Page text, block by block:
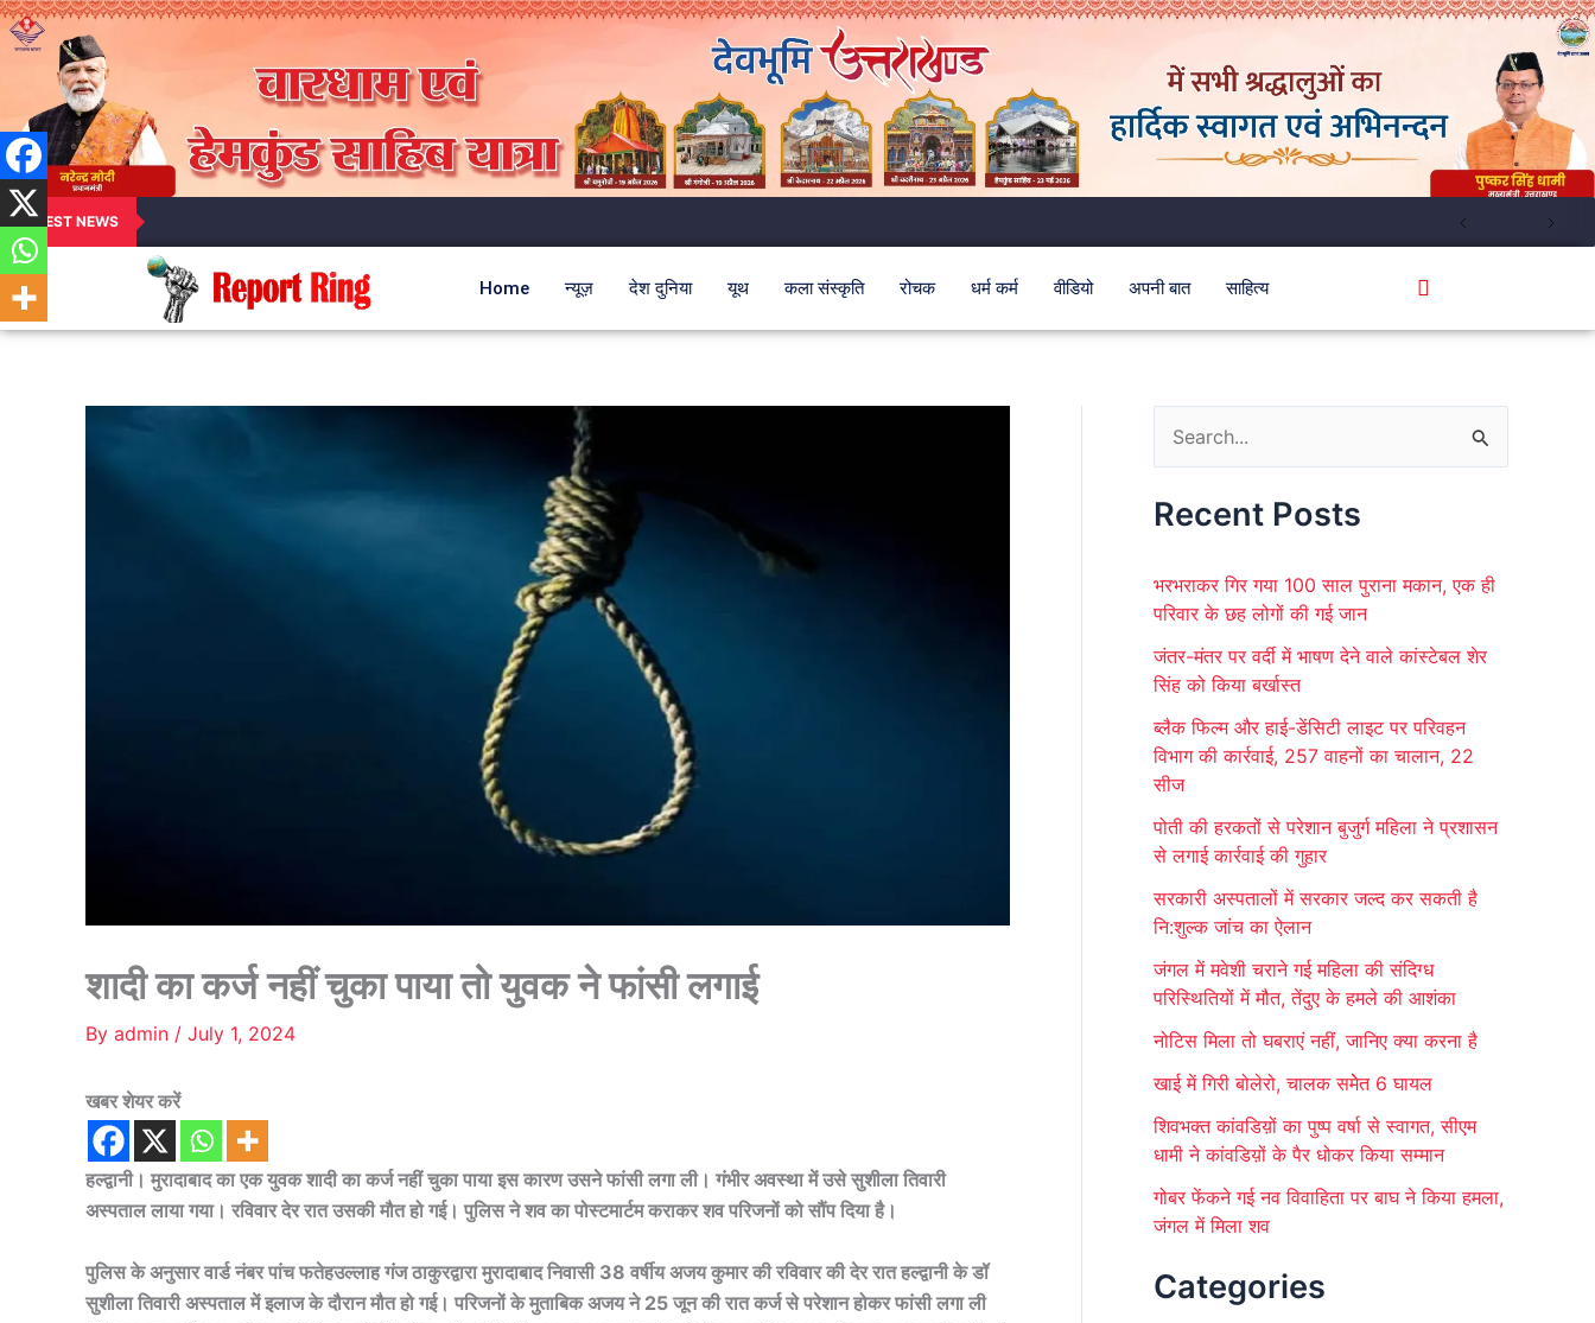
LATEST NEWS
Home न्यूज़ देश दुनिया यूथ कला संस्कृति रोचक धर्म कर्म वीडियो अपनी बात साहित्य
शादी का कर्ज नहीं चुका पाया तो युवक ने फांसी लगाई
By admin / July 1, 2024
खबर शेयर करें
हल्द्वानी। मुरादाबाद का एक युवक शादी का कर्ज नहीं चुका पाया इस कारण उसने फांसी लगा ली। गंभीर अवस्था में उसे सुशीला तिवारी
अस्पताल लाया गया। रविवार देर रात उसकी मौत हो गई। पुलिस ने शव का पोस्टमार्टम कराकर शव परिजनों को सौंप दिया है।
पुलिस के अनुसार वार्ड नंबर पांच फतेहउल्लाह गंज ठाकुरद्वारा मुरादाबाद निवासी 38 वर्षीय अजय कुमार की रविवार की देर रात हल्द्वानी के डॉ
सुशीला तिवारी अस्पताल में इलाज के दौरान मौत हो गई। परिजनों के मुताबिक अजय ने 25 जून की रात कर्ज से परेशान होकर फांसी लगा ली
a
c
f
r
:
Recent Posts
भरभराकर गिर गया 100 साल पुराना मकान, एक ही
परिवार के छह लोगों की गई जान
जंतर-मंतर पर वर्दी में भाषण देने वाले कांस्टेबल शेर
सिंह को किया बर्खास्त
ब्लैक फिल्म और हाई-डेंसिटी लाइट पर परिवहन
विभाग की कार्रवाई, 257 वाहनों का चालान, 22
सीज
पोती की हरकतों से परेशान बुजुर्ग महिला ने प्रशासन
से लगाई कार्रवाई की गुहार
सरकारी अस्पतालों में सरकार जल्द कर सकती है
नि:शुल्क जांच का ऐलान
जंगल में मवेशी चराने गई महिला की संदिग्ध
परिस्थितियों में मौत, तेंदुए के हमले की आशंका
नोटिस मिला तो घबराएं नहीं, जानिए क्या करना है
खाई में गिरी बोलेरो, चालक समेेत 6 घायल
शिवभक्त कांवडिय़ों का पुष्प वर्षा से स्वागत, सीएम
धामी ने कांवडिय़ों के पैर धोकर किया सम्मान
गोबर फेंकने गई नव विवाहिता पर बाघ ने किया हमला,
जंगल में मिला शव
Categories